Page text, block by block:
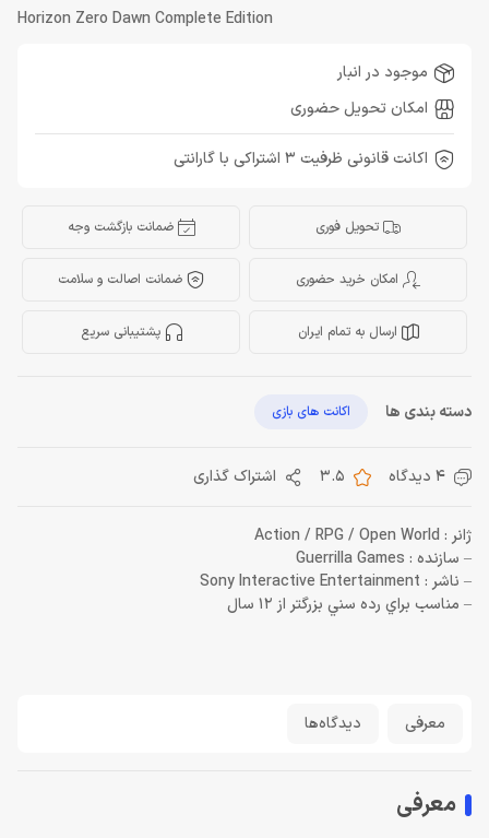
Horizon Zero Dawn Complete Edition
موجود در انبار
امکان تحویل حضوری
اکانت قانونی ظرفیت 3 اشتراکی با گارانتی
تحویل فوری ضمانت بازگشت وجه
امکان خرید حضوری ضمانت اصالت و سلامت
ارسال به تمام ایران پشتیبانی سریع
دسته بندی ها اکانت های بازی
4 دیدگاه 3.5 اشتراک گذاری
ژانر : Action / RPG / Open World
– سازنده : Guerrilla Games
– ناشر : Sony Interactive Entertainment
– مناسب براي رده سني بزرگتر از 12 سال
معرفی دیدگاه‌ها
معرفی